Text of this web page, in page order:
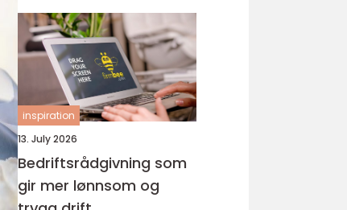
inspiration
13. July 2026
Bedriftsrådgivning som
gir mer lønnsom og